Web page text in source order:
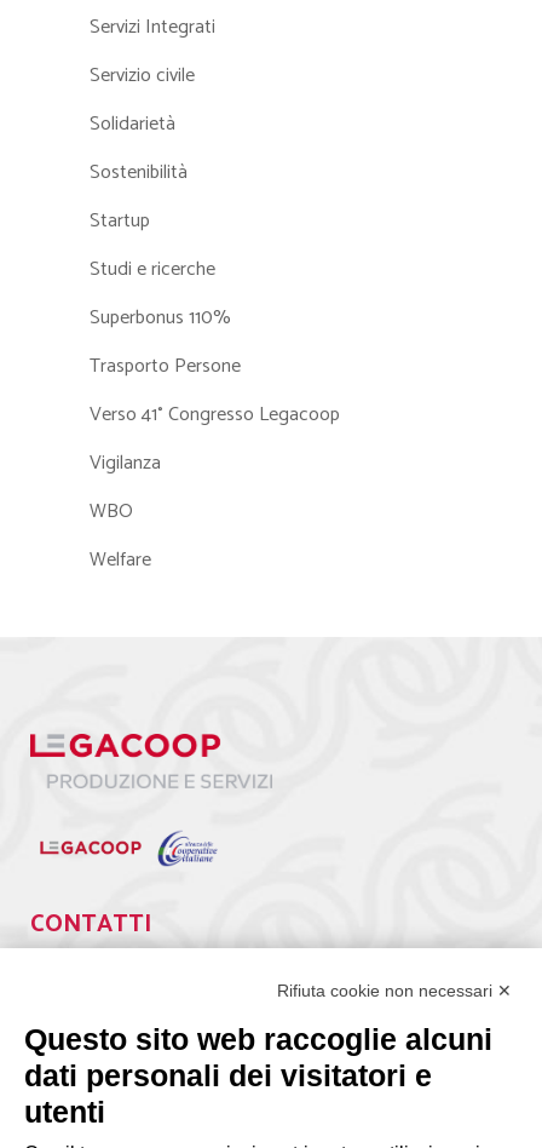
Servizi Integrati
Servizio civile
Solidarietà
Sostenibilità
Startup
Studi e ricerche
Superbonus 110%
Trasporto Persone
Verso 41° Congresso Legacoop
Vigilanza
WBO
Welfare
CONTATTI
segreteria@lps.coop
Rifiuta cookie non necessari ✕
Questo sito web raccoglie alcuni
dati personali dei visitatori e
utenti